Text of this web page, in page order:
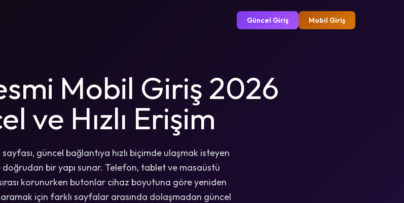
Güncel Giriş Mobil Giriş
Mobil Giriş 2026
ve Hızlı Erişim
güncel bağlantıya hızlı biçimde ulaşmak isteyen
doğrudan bir yapı sunar. Telefon, tablet ve masaüstü
korunurken butonlar cihaz boyutuna göre yeniden
için farklı sayfalar arasında dolaşmadan güncel